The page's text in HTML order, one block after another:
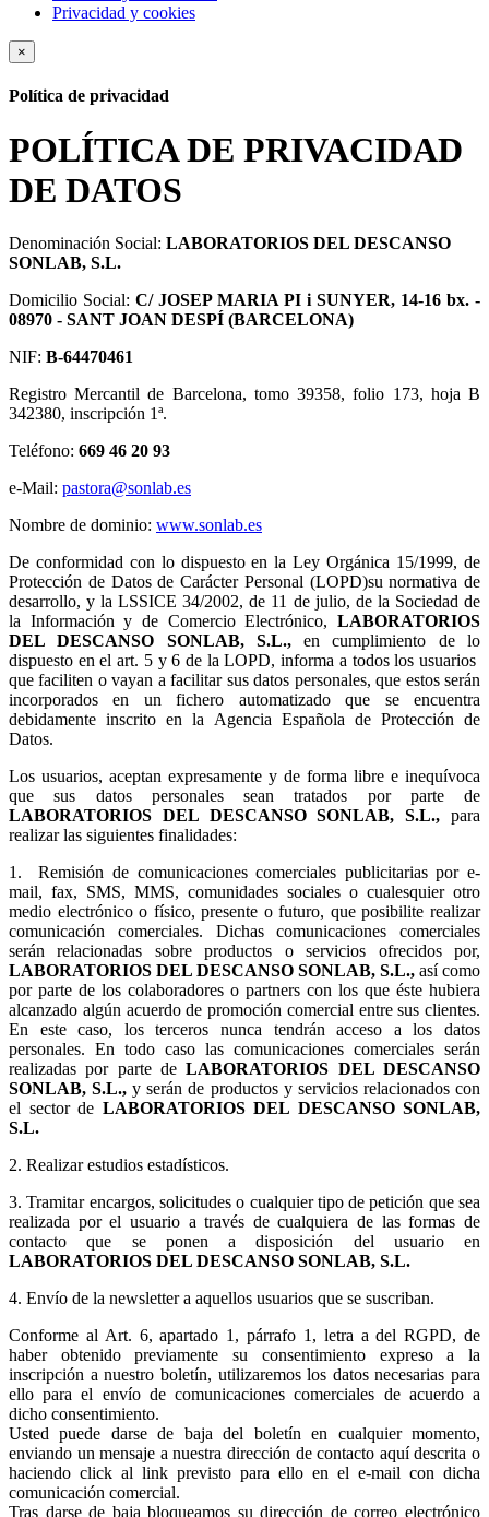
Privacidad y cookies
×
Política de privacidad
POLÍTICA DE PRIVACIDAD
DE DATOS
Denominación Social: LABORATORIOS DEL DESCANSO
SONLAB, S.L.
Domicilio Social: C/ JOSEP MARIA PI i SUNYER, 14-16 bx. -
08970 - SANT JOAN DESPÍ (BARCELONA)
NIF: B-64470461
Registro Mercantil de Barcelona, tomo 39358, folio 173, hoja B
342380, inscripción 1ª.
Teléfono: 669 46 20 93
e-Mail: pastora@sonlab.es
Nombre de dominio: www.sonlab.es
De conformidad con lo dispuesto en la Ley Orgánica 15/1999, de
Protección de Datos de Carácter Personal (LOPD)su normativa de
desarrollo, y la LSSICE 34/2002, de 11 de julio, de la Sociedad de
la Información y de Comercio Electrónico, LABORATORIOS
DEL DESCANSO SONLAB, S.L.,en cumplimiento de lo
dispuesto en el art. 5 y 6 de la LOPD, informa a todos los usuarios
que faciliten o vayan a facilitar sus datos personales, que estos serán
incorporados en un fichero automatizado que se encuentra
debidamente inscrito en la Agencia Española de Protección de
Datos.
Los usuarios, aceptan expresamente y de forma libre e inequívoca
que sus datos personales sean tratados por parte de
LABORATORIOS DEL DESCANSO SONLAB, S.L., para
realizar las siguientes finalidades:
1.Remisión de comunicaciones comerciales publicitarias por e-
mail, fax, SMS, MMS, comunidades sociales o cualesquier otro
medio electrónico o físico, presente o futuro, que posibilite realizar
comunicación comerciales. Dichas comunicaciones comerciales
serán relacionadas sobre productos o servicios ofrecidos por,
LABORATORIOS DEL DESCANSO SONLAB, S.L., así como
por parte de los colaboradores o partners con los que éste hubiera
alcanzado algún acuerdo de promoción comercial entre sus clientes.
En este caso, los terceros nunca tendrán acceso a los datos
personales. En todo caso las comunicaciones comerciales serán
realizadas por parte deLABORATORIOS DEL DESCANSO
SONLAB, S.L., y serán de productos y servicios relacionados con
el sector de LABORATORIOS DEL DESCANSO SONLAB,
S.L.
2. Realizar estudios estadísticos.
3.Tramitar encargos, solicitudes o cualquier tipo de petición que sea
realizada por el usuario a través de cualquiera de las formas de
contacto que se ponen a disposición del usuario en
LABORATORIOS DEL DESCANSO SONLAB, S.L.
4. Envío de la newsletter a aquellos usuarios que se suscriban.
Conforme al Art. 6, apartado 1, párrafo 1, letra a del RGPD, de
haber obtenido previamente su consentimiento expreso a la
inscripción a nuestro boletín, utilizaremos los datos necesarias para
ello para el envío de comunicaciones comerciales de acuerdo a
dicho consentimiento.
Usted puede darse de baja del boletín en cualquier momento,
enviando un mensaje a nuestra dirección de contacto aquí descrita o
haciendo click al link previsto para ello en el e-mail con dicha
comunicación comercial.
Tras darse de baja bloqueamos su dirección de correo electrónico